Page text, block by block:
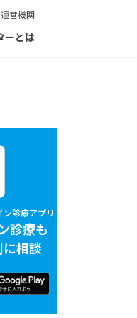
運営機関
ーとは
ン診療アプリ
診療も
相談